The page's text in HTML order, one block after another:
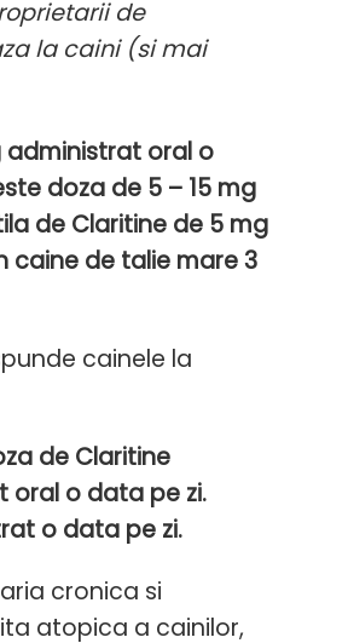
de
la caini (si mai
administrat oral o
doza de 5 – 15 mg
de Claritine de 5 mg
caine de talie mare 3
cainele la
de Claritine
oral o data pe zi.
o data pe zi.
cronica si
atopica a cainilor,